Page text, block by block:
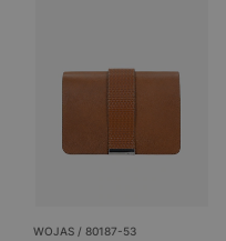
WOJAS / 80187-53